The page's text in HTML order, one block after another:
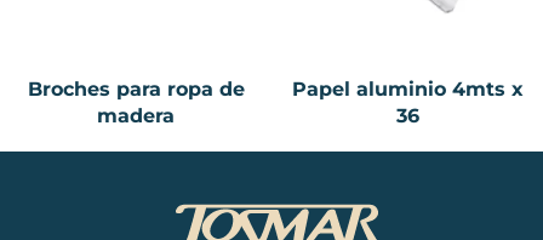
Broches para ropa de
madera
Papel aluminio 4mts x
36